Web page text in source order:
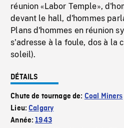
réunion «Labor Temple»,
devant le hall, d'hommes
Plans d'hommes en réunion
s'adresse à la foule, dos à la
soleil).
DÉTAILS
Chute de tournage de: Coal Miners
Lieu:Calgary
Année:1943